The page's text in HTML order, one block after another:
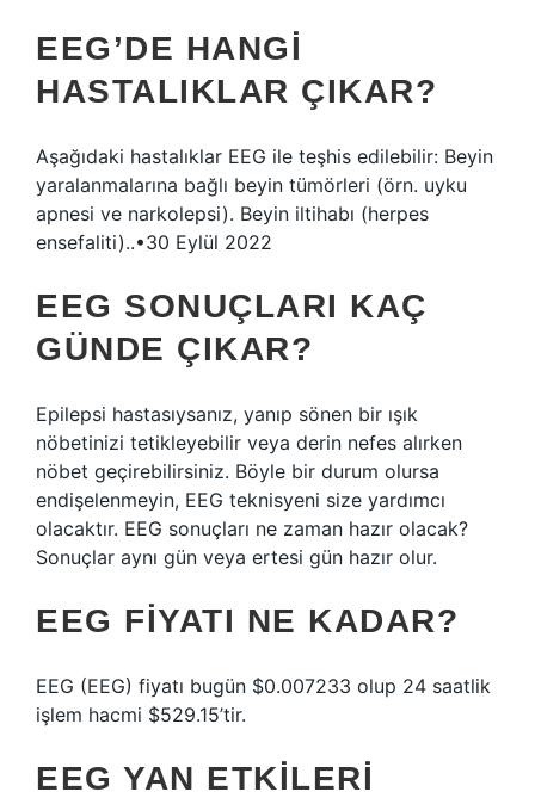
EEG’DE HANGI
HASTALIKLAR ÇIKAR?
Aşağıdaki hastalıklar EEG ile teşhis edilebilir: Beyin
yaralanmalarına bağlı beyin tümörleri (örn. uyku
apnesi ve narkolepsi). Beyin iltihabı (herpes
ensefaliti)..•30 Eylül 2022
EEG SONUÇLARI KAÇ
GÜNDE ÇIKAR?
Epilepsi hastasıysanız, yanıp sönen bir ışık
nöbetinizi tetikleyebilir veya derin nefes alırken
nöbet geçirebilirsiniz. Böyle bir durum olursa
endişelenmeyin, EEG teknisyeni size yardımcı
olacaktır. EEG sonuçları ne zaman hazır olacak?
Sonuçlar aynı gün veya ertesi gün hazır olur.
EEG FIYATI NE KADAR?
EEG (EEG) fiyatı bugün $0.007233 olup 24 saatlik
işlem hacmi $529.15’tir.
EEG YAN ETKILERI